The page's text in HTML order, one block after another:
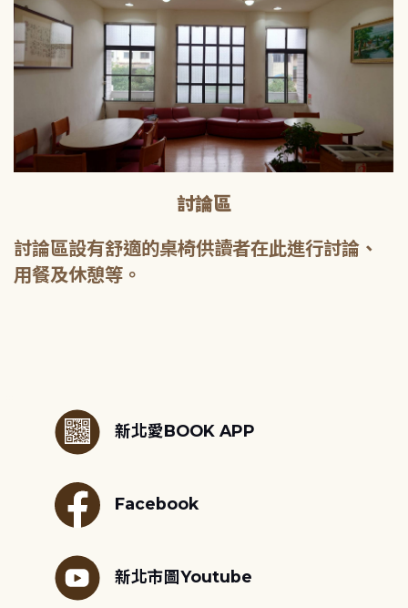
討論區
討論區設有舒適的桌椅供讀者在此進行討論、
用餐及休憩等。
新北愛BOOK APP
Facebook
新北市圖Youtube